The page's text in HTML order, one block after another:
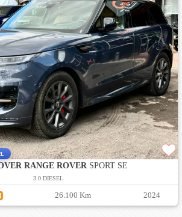
RANGE ROVERSPORT SE
3.0 DIESEL
26.100 Km 2024